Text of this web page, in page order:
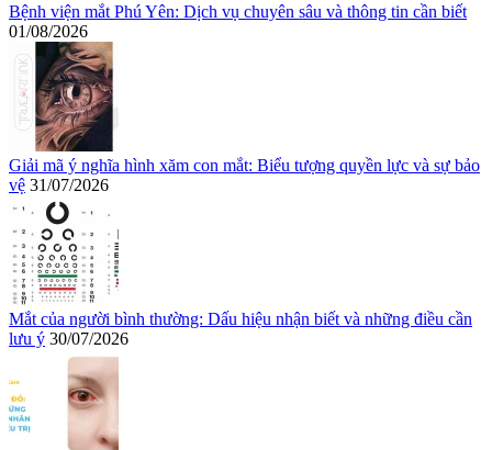
Bệnh viện mắt Phú Yên: Dịch vụ chuyên sâu và thông tin cần biết
01/08/2026
Giải mã ý nghĩa hình xăm con mắt: Biểu tượng quyền lực và sự bảo
vệ 31/07/2026
Mắt của người bình thường: Dấu hiệu nhận biết và những điều cần
lưu ý 30/07/2026